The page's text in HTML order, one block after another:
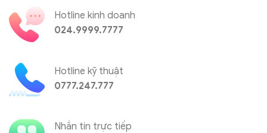
Hotline kinh doanh
024.9999.7777
Hotline kỹ thuật
0777.247.777
Nhắn tin trực tiếp